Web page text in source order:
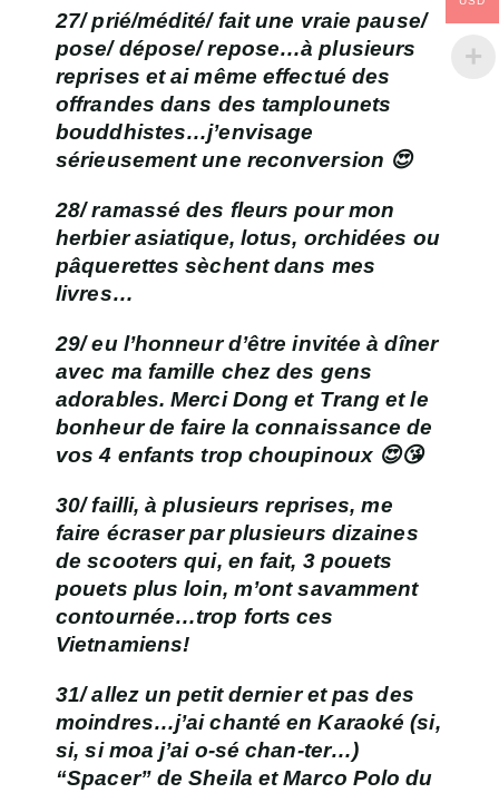
27/ prié/médité/ fait une vraie pause/
pose/ dépose/ repose…à plusieurs
reprises et ai même effectué des
offrandes dans des tamplounets
bouddhistes…j’envisage
sérieusement une reconversion 😍
28/ ramassé des fleurs pour mon
herbier asiatique, lotus, orchidées ou
pâquerettes sèchent dans mes
livres…
29/ eu l’honneur d’être invitée à dîner
avec ma famille chez des gens
adorables. Merci Dong et Trang et le
bonheur de faire la connaissance de
vos 4 enfants trop choupinoux 😍😘
30/ failli, à plusieurs reprises, me
faire écraser par plusieurs dizaines
de scooters qui, en fait, 3 pouets
pouets plus loin, m’ont savamment
contournée…trop forts ces
Vietnamiens!
31/ allez un petit dernier et pas des
moindres…j’aichanté en Karaoké (si,
si, si moa j’ai o-sé chan-ter…)
“Spacer” de Sheila et Marco Polo du